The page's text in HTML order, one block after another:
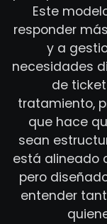
Este
responder
y a
necesidades
de
tratamiento,
que hace
sean
está alineado
pero
entender